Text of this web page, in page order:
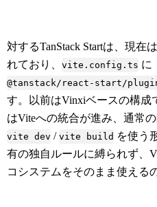
対するTanStack Startは、現在
れており、 vite.config.ts に
@tanstack/react-start/
す。以前はVinxiベースの構成
はViteへの統合が進み、通常
vite dev / vite build を使う
有の独自ルールに縛られず、
コシステムをそのまま使える